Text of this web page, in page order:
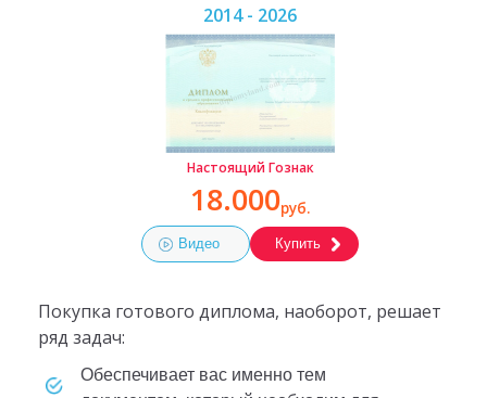
2014 - 2026
Настоящий Гознак
18.000руб.
Видео Купить
Покупка готового диплома, наоборот, решает
ряд задач:
обеспечивает вас именно тем